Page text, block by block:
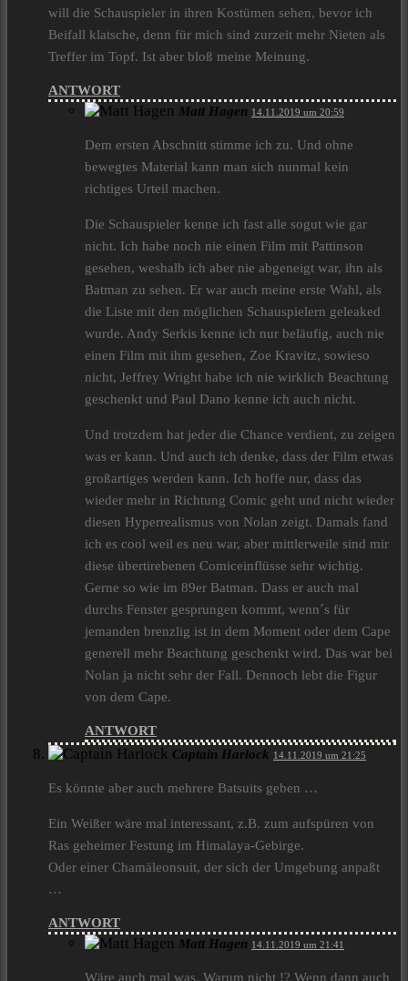
will die Schauspieler in ihren Kostümen sehen, bevor ich
Beifall klatsche, denn für mich sind zurzeit mehr Nieten als
Treffer im Topf. Ist aber bloß meine Meinung.
ANTWORT
Matt Hagen 14.11.2019 um 20:59
Dem ersten Abschnitt stimme ich zu. Und ohne
bewegtes Material kann man sich nunmal kein
richtiges Urteil machen.
Die Schauspieler kenne ich fast alle sogut wie gar
nicht. Ich habe noch nie einen Film mit Pattinson
gesehen, weshalb ich aber nie abgeneigt war, ihn als
Batman zu sehen. Er war auch meine erste Wahl, als
die Liste mit den möglichen Schauspielern geleaked
wurde. Andy Serkis kenne ich nur beläufig, auch nie
einen Film mit ihm gesehen, Zoe Kravitz, sowieso
nicht, Jeffrey Wright habe ich nie wirklich Beachtung
geschenkt und Paul Dano kenne ich auch nicht.
Und trotzdem hat jeder die Chance verdient, zu zeigen
was er kann. Und auch ich denke, dass der Film etwas
großartiges werden kann. Ich hoffe nur, dass das
wieder mehr in Richtung Comic geht und nicht wieder
diesen Hyperrealismus von Nolan zeigt. Damals fand
ich es cool weil es neu war, aber mittlerweile sind mir
diese übertirebenen Comiceinflüsse sehr wichtig.
Gerne so wie im 89er Batman. Dass er auch mal
durchs Fenster gesprungen kommt, wenn´s für
jemanden brenzlig ist in dem Moment oder dem Cape
generell mehr Beachtung geschenkt wird. Das war bei
Nolan ja nicht sehr der Fall. Dennoch lebt die Figur
von dem Cape.
ANTWORT
Captain Harlock 14.11.2019 um 21:25
Es könnte aber auch mehrere Batsuits geben …
Ein Weißer wäre mal interessant, z.B. zum aufspüren von
Ras geheimer Festung im Himalaya-Gebirge.
Oder einer Chamäleonsuit, der sich der Umgebung anpaßt
…
ANTWORT
Matt Hagen 14.11.2019 um 21:41
Wäre auch mal was. Warum nicht !? Wenn dann auch